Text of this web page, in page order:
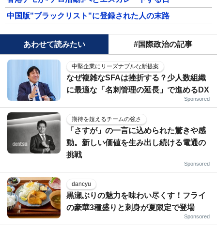
中国版"ブラックリスト"に登録された人の末路
あわせて読みたい #国際政治の記事
中堅企業にリーズナブルな新提案
なぜ複雑なSFAは挫折する？少人数組織
に最適な「名刺管理の延長」で進めるDX
Sponsored
期待を超えるチームの強さ
「さすが」の一言に込められた驚きや感
動。新しい価値を生み出し続ける電通の
挑戦
Sponsored
dancyu
黒瀬ぶりの魅力を味わい尽くす！フライ
の豪華3種盛りと刺身が夏限定で登場
Sponsored